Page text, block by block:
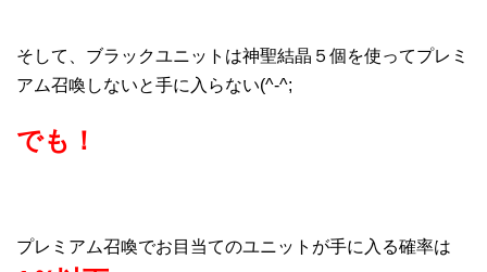
そして、ブラックユニットは神聖結晶５個を使ってプレミ
アム召喚しないと手に入らない(^-^;
でも！
プレミアム召喚でお目当てのユニットが手に入る確率は